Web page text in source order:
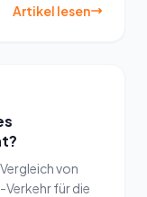
Artikel lesen
von
für die